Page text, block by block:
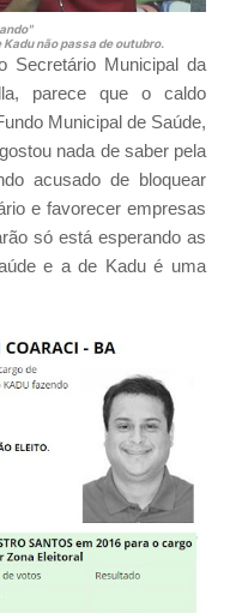
não passa de outubro.
Secretário Municipal da
parece que o caldo
Municipal de Saúde,
nada de saber pela
acusado de bloquear
e favorecer empresas
só está esperando as
e a de Kadu é uma